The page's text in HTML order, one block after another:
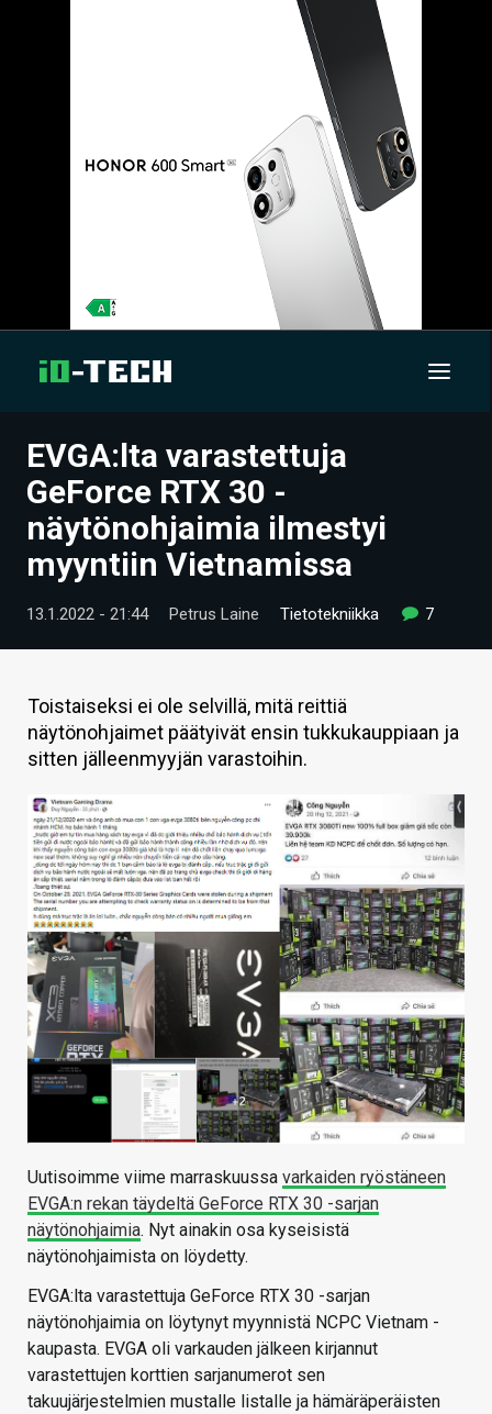
UUTISET
ARTIKKELIT
VIDEOT
TECHBBS
HINTA.FI
KAUPPA
VAIHDA TEEMA
HAKU
EVGA:lta varastettuja
GeForce RTX 30 -
näytönohjaimia ilmestyi
myyntiin Vietnamissa
13.1.2022 - 21:44 Petrus Laine Tietotekniikka 7
Toistaiseksi ei ole selvillä, mitä reittiä
näytönohjaimet päätyivät ensin tukkukauppiaan ja
sitten jälleenmyyjän varastoihin.
Uutisoimme viime marraskuussa varkaiden ryöstäneen
EVGA:n rekan täydeltä GeForce RTX 30 -sarjan
näytönohjaimia. Nyt ainakin osa kyseisistä
näytönohjaimista on löydetty.
EVGA:lta varastettuja GeForce RTX 30 -sarjan
näytönohjaimia on löytynyt myynnistä NCPC Vietnam -
kaupasta. EVGA oli varkauden jälkeen kirjannut
varastettujen korttien sarjanumerot sen
takuujärjestelmien mustalle listalle ja hämäräperäisten